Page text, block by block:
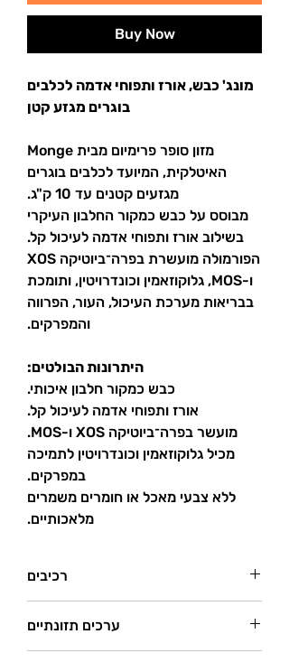
Buy Now
מונג' כבש, אורז ותפוחי אדמה לכלבים
בוגרים מגזע קטן
מזון סופר פרימיום מבית Monge
האיטלקית, המיועד לכלבים בוגרים
מגזעים קטנים עד 10 ק"ג.
מבוסס על כבש כמקור החלבון העיקרי
בשילוב אורז ותפוחי אדמה לעיכול קל.
הפורמולה מועשרת בפרה־ביוטיקה XOS
ו-MOS, גלוקוזאמין וכונדרויטין, ותומכת
בבריאות מערכת העיכול, העור, הפרווה
והמפרקים.
היתרונות הבולטים:
כבש כמקור חלבון איכותי.
אורז ותפוחי אדמה לעיכול קל.
מועשר בפרה־ביוטיקה XOS ו-MOS.
מכיל גלוקוזאמין וכונדרויטין לתמיכה
במפרקים.
ללא צבעי מאכל או חומרים משמרים
מלאכותיים.
רכיבים
(15%), חלבון תפוח אדמה (4%), תירס, עיסת
סלק מיובשת, שמרי בירה, חלבון בעלי חיים
ערכים תזונתיים